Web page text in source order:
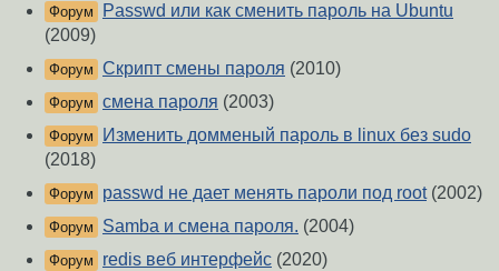
Форум
Passwd или как сменить пароль на Ubuntu
(2009)
Форум Скрипт смены пароля (2010)
Форум смена пароля (2003)
Форум
Изменить домменый пароль в linux без sudo
(2018)
Форум passwd не дает менять пароли под root(2002)
Форум Samba и смена пароля. (2004)
Форум redis веб интерфейс (2020)